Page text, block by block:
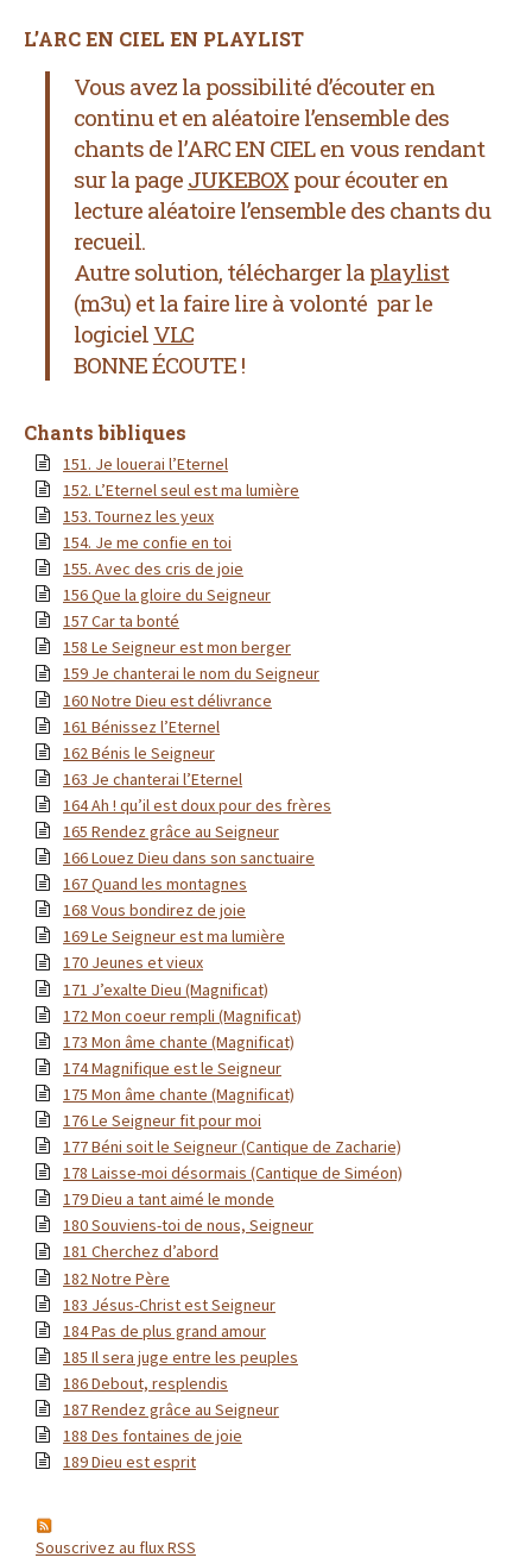
L’ARC EN CIEL EN PLAYLIST
Vous avez la possibilité d’écouter en
continu et en aléatoire l’ensemble des
chants de l’ARC EN CIELen vous rendant
sur la page JUKEBOX pour écouter en
lecture aléatoire l’ensemble des chants du
recueil.
Autre solution, télécharger la playlist
(m3u) et la faire lire à volonté par le
logiciel VLC
BONNE ÉCOUTE !
Chants bibliques
151. Je louerai l’Eternel
152. L’Eternel seul est ma lumière
153. Tournez les yeux
154. Je me confie en toi
155. Avec des cris de joie
156 Que la gloire du Seigneur
157 Car ta bonté
158 Le Seigneur est mon berger
159 Je chanterai le nom du Seigneur
160 Notre Dieu est délivrance
161 Bénissez l’Eternel
162 Bénis le Seigneur
163 Je chanterai l’Eternel
164 Ah ! qu’il est doux pour des frères
165 Rendez grâce au Seigneur
166 Louez Dieu dans son sanctuaire
167 Quand les montagnes
168 Vous bondirez de joie
169 Le Seigneur est ma lumière
170 Jeunes et vieux
171 J’exalte Dieu (Magnificat)
172 Mon coeur rempli (Magnificat)
173 Mon âme chante (Magnificat)
174 Magnifique est le Seigneur
175 Mon âme chante (Magnificat)
176 Le Seigneur fit pour moi
177 Béni soit le Seigneur (Cantique de Zacharie)
178 Laisse-moi désormais (Cantique de Siméon)
179 Dieu a tant aimé le monde
180 Souviens-toi de nous, Seigneur
181 Cherchez d’abord
182 Notre Père
183 Jésus-Christ est Seigneur
184 Pas de plus grand amour
185 Il sera juge entre les peuples
186 Debout, resplendis
187 Rendez grâce au Seigneur
188 Des fontaines de joie
189 Dieu est esprit
Souscrivez au flux RSS